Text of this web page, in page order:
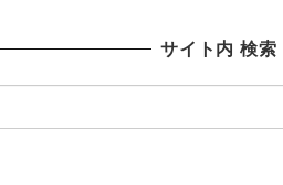
サイト内 検索